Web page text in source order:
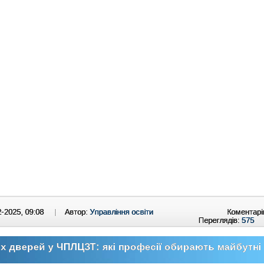
2025, 09:08 | Автор: Управління освіти
Переглядів: 575
дверей у ЧПЛЦЗТ: які професії обирають майбутні